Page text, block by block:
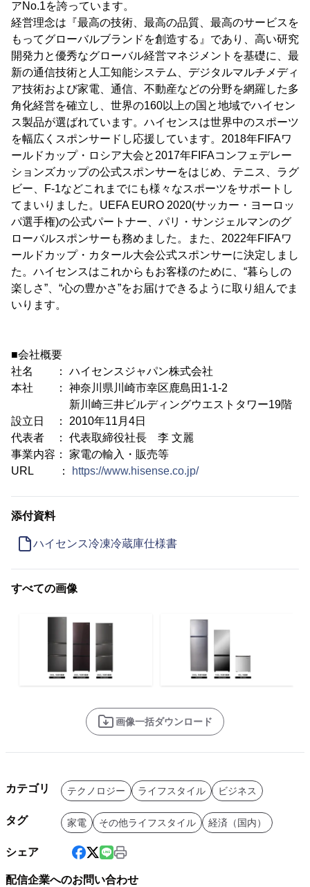
アNo.1を誇っています。
経営理念は『最高の技術、最高の品質、最高のサービスを
もってグローバルブランドを創造する』であり、高い研究
開発力と優秀なグローバル経営マネジメントを基礎に、最
新の通信技術と人工知能システム、デジタルマルチメディ
ア技術および家電、通信、不動産などの分野を網羅した多
角化経営を確立し、世界の160以上の国と地域でハイセン
ス製品が選ばれています。ハイセンスは世界中のスポーツ
を幅広くスポンサードし応援しています。2018年FIFAワ
ールドカップ・ロシア大会と2017年FIFAコンフェデレー
ションズカップの公式スポンサーをはじめ、テニス、ラグ
ビー、F-1などこれまでにも様々なスポーツをサポートし
てまいりました。UEFA EURO 2020(サッカー・ヨーロッ
パ選手権)の公式パートナー、パリ・サンジェルマンのグ
ローバルスポンサーも務めました。また、2022年FIFAワ
ールドカップ・カタール大会公式スポンサーに決定しまし
た。ハイセンスはこれからもお客様のために、“暮らしの
楽しさ”、“心の豊かさ”をお届けできるように取り組んでま
いります。
■会社概要
社名 ： ハイセンスジャパン株式会社
本社 ： 神奈川県川崎市幸区鹿島田1-1-2
新川崎三井ビルディングウエストタワー19階
設立日 ： 2010年11月4日
代表者 ： 代表取締役社長 李 文麗
事業内容： 家電の輸入・販売等
URL ：
https://www.hisense.co.jp/
添付資料
ハイセンス冷凍冷蔵庫仕様書
すべての画像
画像一括ダウンロード
カテゴリ テクノロジー ライフスタイル ビジネス
タグ 家電 その他ライフスタイル 経済（国内）
シェア
配信企業へのお問い合わせ